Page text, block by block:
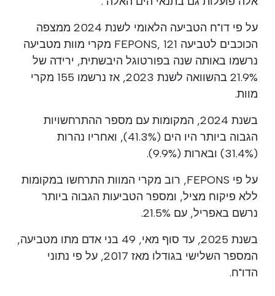
על פי דו"ח הטביעה הלאומי לשנת 2024 ממצפה
הכוכבים לטביעה FEPONS, 121 מקרי מוות מטביעה
נרשמו באותה שנה בפורטוגל היבשתית, ירידה של
21.9% בהשוואה לשנת 2023, אז נרשמו 155 מקרי
מוות.
בשנת 2024, המקומות עם מספר ההתרחשויות
הגבוה ביותר היו הים (41.3%), ואחריו נהרות
(31.4%) ובארות (9.9%).
על פי FEPONS, רוב מקרי המוות התרחשו במקומות
ללא פיקוח מציל, ומספר הטביעות הגבוה ביותר
נרשם באפריל, עם 21.5%.
בשנת 2025, עד סוף מאי, 49 בני אדם מתו מטביעה,
המספר השלישי בגודלו מאז 2017, על פי נתוני
הדו"ח.